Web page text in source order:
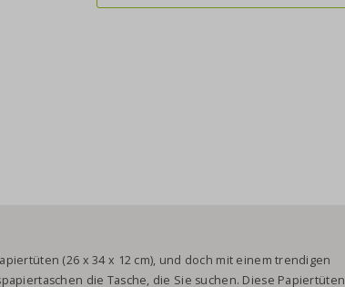
(26 x 34 x 12 cm), und doch mit einem trendigen
die Tasche, die Sie suchen. Diese Papiertüten